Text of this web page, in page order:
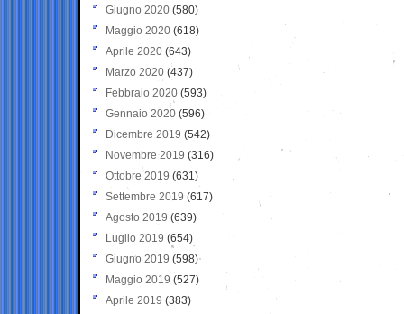
Giugno 2020 (580)
Maggio 2020 (618)
Aprile 2020 (643)
Marzo 2020 (437)
Febbraio 2020 (593)
Gennaio 2020 (596)
Dicembre 2019 (542)
Novembre 2019 (316)
Ottobre 2019 (631)
Settembre 2019 (617)
Agosto 2019 (639)
Luglio 2019 (654)
Giugno 2019 (598)
Maggio 2019 (527)
Aprile 2019 (383)